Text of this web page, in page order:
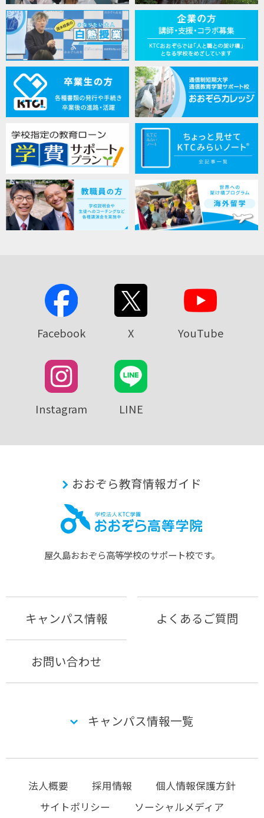
Facebook X YouTube
Instagram LINE
おおぞら教育情報ガイド
屋久島おおぞら⾼等学校のサポート校です。
キャンパス情報 よくあるご質問
お問い合わせ
キャンパス情報一覧
法人概要 採用情報
個人情報保護方針
サイトポリシー
ソーシャルメディア